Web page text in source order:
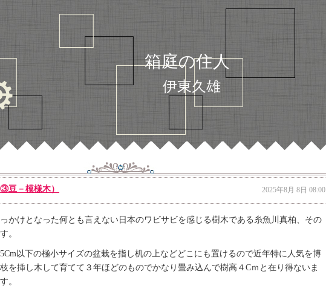
箱庭の住人
伊東久雄
豆－模様木） 2025年8月 8日 08:00
かけとなった何とも言えない日本のワビサビを感じる樹木である糸魚川真柏、その
。
以下の極小サイズの盆栽を指し机の上などどこにも置けるので近年特に人気を博
を挿し木して育てて３年ほどのものでかなり畳み込んで樹高４Cｍと在り得ないま
。